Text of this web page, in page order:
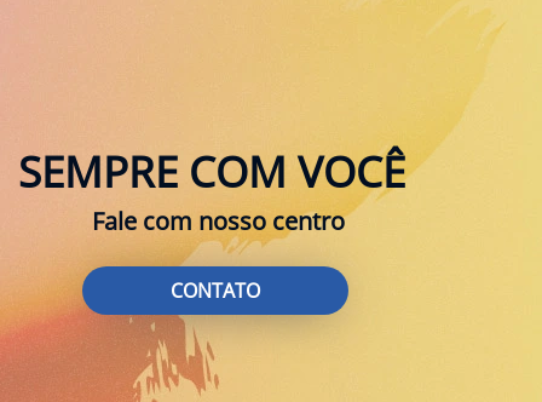
SEMPRE COM VOCÊ
Fale com nosso centro
CONTATO